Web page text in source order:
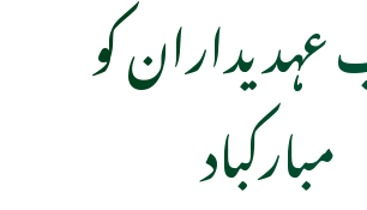
عہدیداران کو
مبارکباد